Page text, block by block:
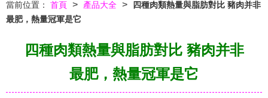
當前位置： 首頁 > 產品大全 >
四種肉類熱量與脂肪對比 豬肉并非
最肥，熱量冠軍是它
四種肉類熱量與脂肪對比 豬肉并非
最肥，熱量冠軍是它